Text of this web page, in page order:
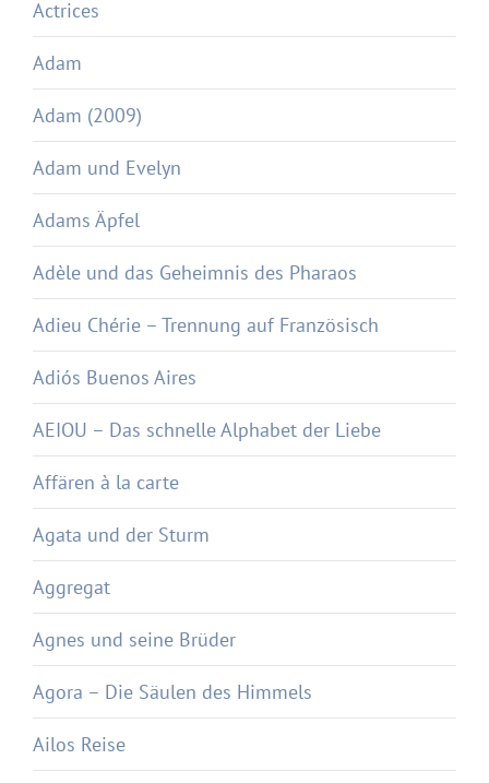
Actrices
Adam
Adam (2009)
Adam und Evelyn
Adams Äpfel
Adèle und das Geheimnis des Pharaos
Adieu Chérie – Trennung auf Französisch
Adiós Buenos Aires
AEIOU – Das schnelle Alphabet der Liebe
Affären à la carte
Agata und der Sturm
Aggregat
Agnes und seine Brüder
Agora – Die Säulen des Himmels
Ailos Reise